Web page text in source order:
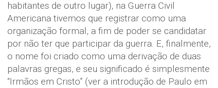
habitantes de outro lugar), na Guerra Civil
Americana tivemos que registrar como uma
organização formal, a fim de poder se candidatar
por não ter que participar da guerra. E, finalmente,
o nome foi criado como uma derivação de duas
palavras gregas, e seu significado é simplesmente
“Irmãos em Cristo” (ver a introdução de Paulo em